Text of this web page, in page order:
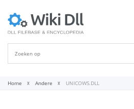
Home Andere UNICOWS.DLL